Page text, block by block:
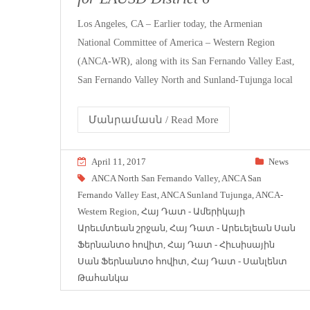
Los Angeles, CA – Earlier today, the Armenian
National Committee of America – Western Region
(ANCA-WR), along with its San Fernando Valley East,
San Fernando Valley North and Sunland-Tujunga local
Մանրամասն / Read More
April 11, 2017
News
ANCA North San Fernando Valley, ANCA San
Fernando Valley East ANCA Sunland Tujunga ANCA-
Western Region Հայ Դատ - Ամերիկայի
Արեւմտեան շրջան Հայ Դատ - Արեւելեան Սան
Ֆերնանտօ հովիտ Հայ Դատ - Հիւսիսային
Սան Ֆերնանտօ հովիտ Հայ Դատ - Սանլենտ
Թահանկա